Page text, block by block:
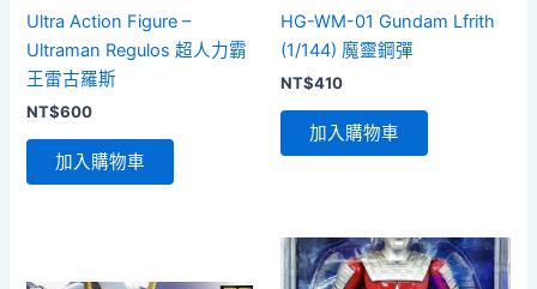
Ultra Action Figure –
Ultraman Regulos 超人力霸
王雷古羅斯
NT$600
加入購物車
HG-WM-01 Gundam Lfrith
(1/144) 魔靈鋼彈
NT$410
加入購物車